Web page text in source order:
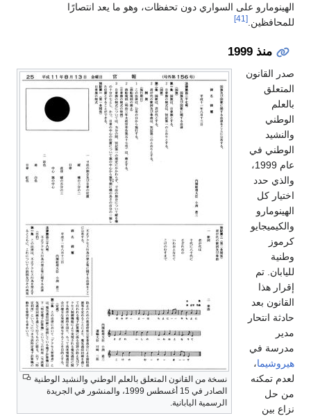
الهينومارو على السواري دون تحفظات، وهو ما يعد انتصارًا
للمحافظين. [41]
منذ 1999
نسخة من القانون المتعلق بالعلم الوطني والنشيد الوطنية
الصادر في 15 أغسطس 1999، والمنشور في الجريدة
الرسمية اليابانية.
صدر القانون
المتعلق
بالعلم
الوطني
والنشيد
الوطني في
عام 1999،
والذي حدد
اختيار كل
الهينومارو
والكيميجايو
كرموز
وطنية
لليابان. تم
إقرار هذا
القانون بعد
حادثة انتحار
مدير
مدرسة في
هيروشيما،
لعدم تمكنه
من حل
نزاع بين